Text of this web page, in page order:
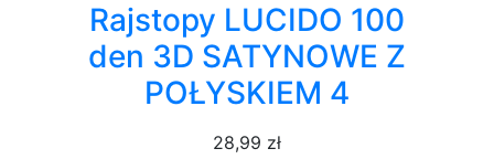
Rajstopy LUCIDO 100
den 3D SATYNOWE Z
POŁYSKIEM 4
28,99 zł